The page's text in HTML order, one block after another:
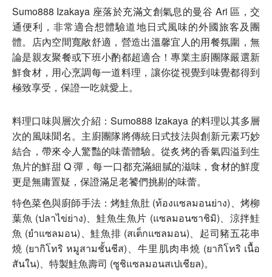
Sumo888 Izakaya 座落於充滿文創氣息的曼谷 Ari 區，交
通便利，非常適合想體驗道地日式風味的外國旅客及團
體。店內空間寬敞舒適，營造出溫馨宜人的用餐氛圍，無
論是親友聚餐或下班小酌都超適合！專業主廚團隊嚴選新
鮮食材，用心烹調每一道料理，讓你從視覺到味覺都得到
極致享受，保證一吃就愛上。
料理口味與層次介紹：Sumo888 Izakaya 的料理以其多層
次的風味聞名。主廚團隊將傳統日式技法與創新元素巧妙
結合，帶來令人驚豔的味蕾體驗。從炙烤的香氣四溢到生
魚片的鮮甜 Q 彈，每一口都充滿細膩的滋味，食材的鮮度
更是無庸置疑，保證滿足老饕們挑剔的味蕾。
特色菜色與廚師手法：烤鮭魚肚 (ท้องแซลมอนย่าง)、烤柳
葉魚 (ปลาไข่ย่าง)、鮭魚生魚片 (แซลมอนซาชิมิ)、涼拌鮭
魚 (ยำแซลมอน)、鮭魚排 (สเต็กแซลมอน)、起司豬五花串
燒 (ยากิโทริ หมูสามชั้นชีส)、牛里肌肉串燒 (ยากิโทริ เนื้อ
สันใน)、特製鮭魚壽司 (ซูชิแซลมอนสเปเชียล)。